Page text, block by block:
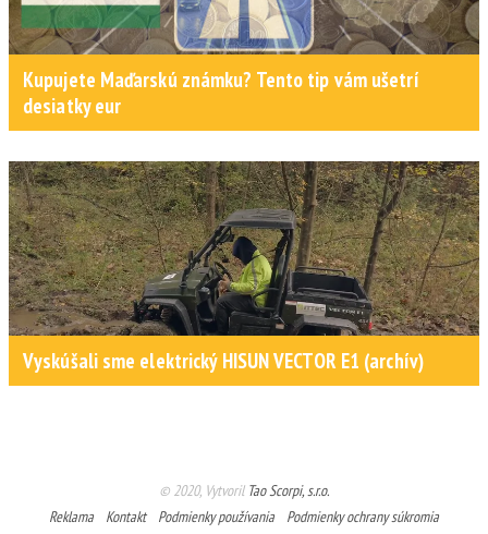
Kupujete Maďarskú známku? Tento tip vám ušetrí
desiatky eur
Vyskúšali sme elektrický HISUN VECTOR E1 (archív)
© 2020, Vytvoril Tao Scorpi, s.r.o.
Reklama
Kontakt Podmienky používania Podmienky ochrany súkromia